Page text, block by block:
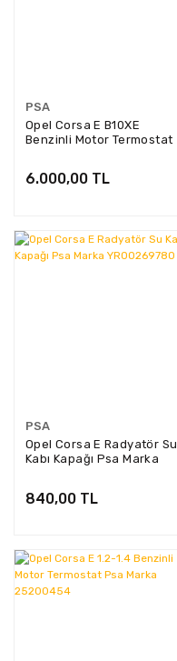
PSA
Opel Corsa E B10XE
Benzinli Motor Termostat
6.000,00 TL
PSA
Opel Corsa E Radyatör Su
Kabı Kapağı Psa Marka
840,00 TL